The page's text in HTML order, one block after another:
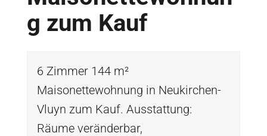
g zum Kauf
6 Zimmer 144 m²
Maisonettewohnung in Neukirchen-
Vluyn zum Kauf. Ausstattung:
Räume veränderbar,